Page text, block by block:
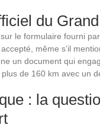
du
le formulaire fourni
même s’il
un document qui
de 160 km avec un
: la